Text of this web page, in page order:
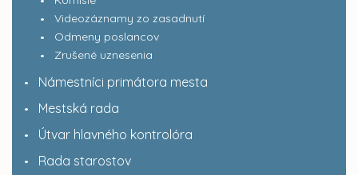
Videozáznamy zo zasadnutí
Odmeny poslancov
Zrušené uznesenia
Námestníci primátora mesta
Mestská rada
Útvar hlavného kontrolóra
Rada starostov